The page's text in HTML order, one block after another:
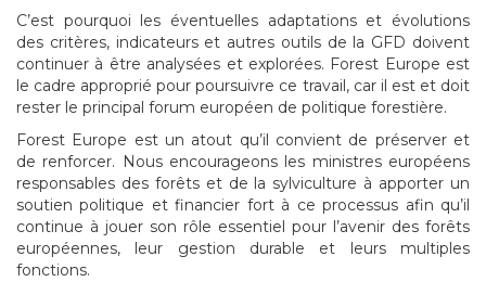
C’est pourquoi les éventuelles adaptations et évolutions
des critères, indicateurs et autres outils de la GFD doivent
continuer à être analysées et explorées. Forest Europe est
le cadre approprié pour poursuivre ce travail, car il est et doit
rester le principal forum européen de politique forestière.
Forest Europe est un atout qu’il convient de préserver et
de renforcer. Nous encourageons les ministres européens
responsables des forêts et de la sylviculture à apporter un
soutien politique et financier fort à ce processus afin qu’il
continue à jouer son rôle essentiel pour l’avenir des forêts
européennes, leur gestion durable et leurs multiples
fonctions.